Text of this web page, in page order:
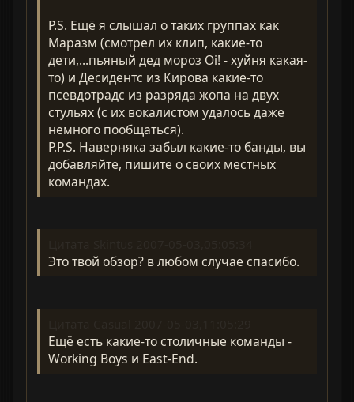
P.S. Ещё я слышал о таких группах как
Маразм (смотрел их клип, какие-то
дети,...пьяный дед мороз Oi! - хуйня какая-
то) и Десидентс из Кирова какие-то
псевдотрадс из разряда жопа на двух
стульях (с их вокалистом удалось даже
немного пообщаться).
P.P.S. Наверняка забыл какие-то банды, вы
добавляйте, пишите о своих местных
командах.
Это твой обзор? в любом случае спасибо.
Ещё есть какие-то столичные команды -
Working Boys и East-End.